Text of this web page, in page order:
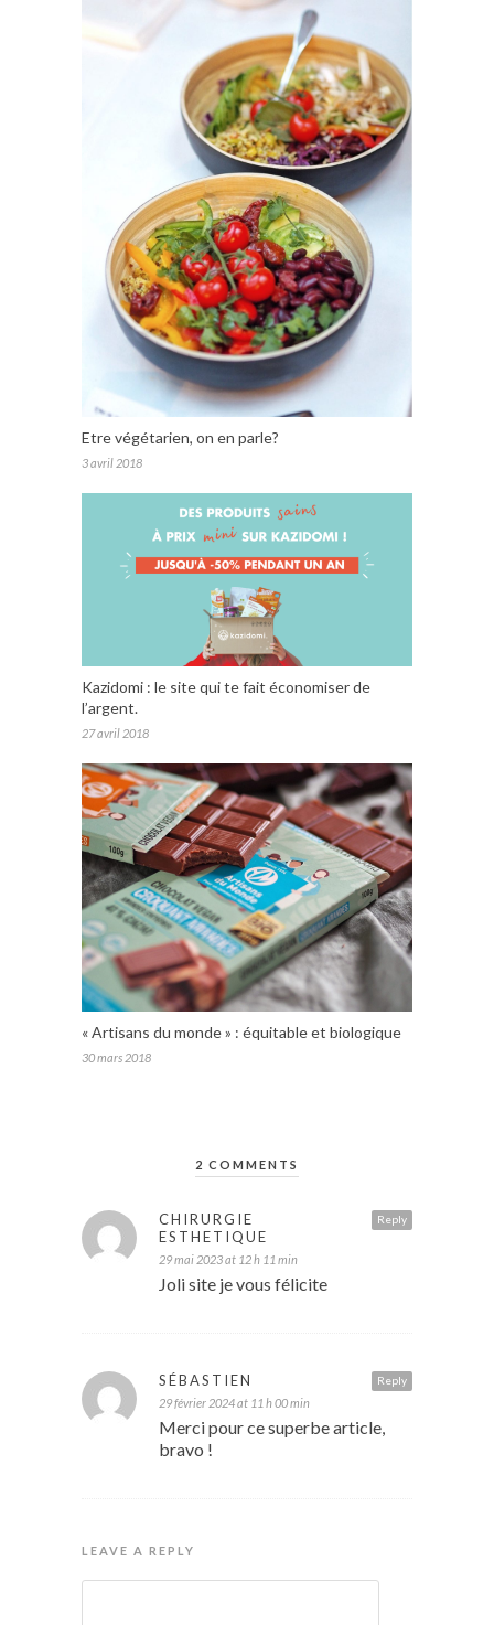
Etre végétarien, on en parle?
3 avril 2018
Kazidomi : le site qui te fait économiser de
l’argent.
27 avril 2018
« Artisans du monde » : équitable et biologique
30 mars 2018
2 COMMENTS
Reply
CHIRURGIE
ESTHETIQUE
29 mai 2023 at 12 h 11 min
Joli site je vous félicite
Reply
SÉBASTIEN
29 février 2024 at 11 h 00 min
Merci pour ce superbe article,
bravo !
LEAVE A REPLY